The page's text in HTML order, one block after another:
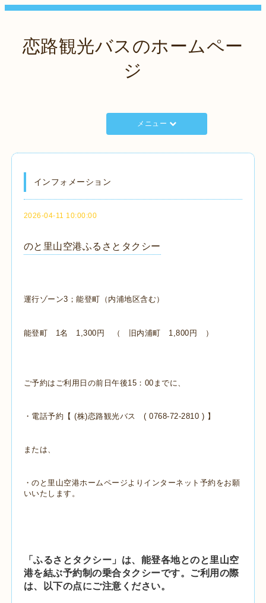
恋路観光バスのホームペー
ジ
メニュー
インフォメーション
2026-04-11 10:00:00
のと里山空港ふるさとタクシー
運行ゾーン3；能登町（内浦地区含む）
能登町 1名 1,300円 （ 旧内浦町 1,800円 ）
ご予約はご利用日の前日午後15：00までに、
・電話予約【 (株)恋路観光バス ( 0768-72-2810 ) 】
または、
・のと里山空港ホームページよりインターネット予約をお願
いいたします。
「ふるさとタクシー」は、能登各地とのと里山空
港を結ぶ予約制の乗合タクシーです。
ご利用の際
は、以下の点にご注意ください。